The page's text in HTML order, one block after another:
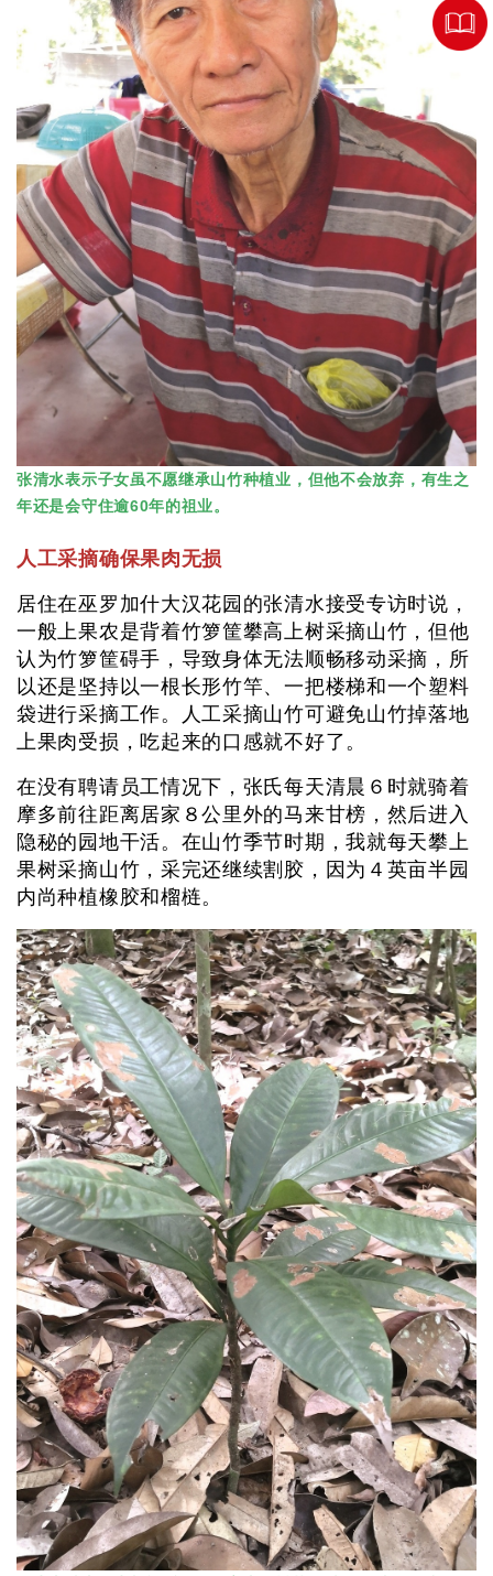
张清水表示子女虽不愿继承山竹种植业，但他不会放弃，有生之
年还是会守住逾60年的祖业。
人工采摘确保果肉无损
居住在巫罗加什大汉花园的张清水接受专访时说，
一般上果农是背着竹箩筐攀高上树采摘山竹，但他
认为竹箩筐碍手，导致身体无法顺畅移动采摘，所
以还是坚持以一根长形竹竿、一把楼梯和一个塑料
袋进行采摘工作。人工采摘山竹可避免山竹掉落地
上果肉受损，吃起来的口感就不好了。
在没有聘请员工情况下，张氏每天清晨６时就骑着
摩多前往距离居家８公里外的马来甘榜，然后进入
隐秘的园地干活。在山竹季节时期，我就每天攀上
果树采摘山竹，采完还继续割胶，因为４英亩半园
内尚种植橡胶和榴梿。